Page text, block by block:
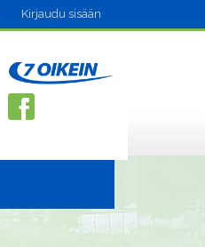
Kirjaudu sisään